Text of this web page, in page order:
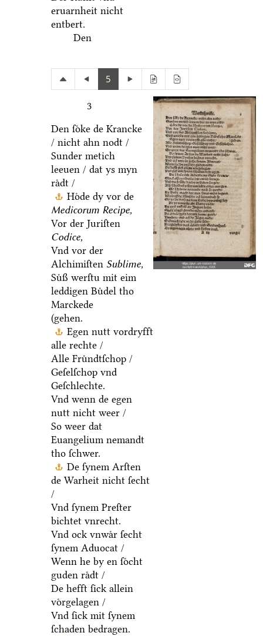
eruarnheit nicht
entbert.
Den
5
3
Den ſoͤke de Krancke
/ nicht ahn nodt /
Sunder metich
leeuen / dat ys myn
raͤdt /
Hoͤde dy vor de
Medicorum Recipe,
Vor der Juriſten
Codice,
Vnd vor der
Alchimiſten Sublime,
Suͤß werſtu mit eim
leddigen Buͤdel tho
Marckede
(gehen.
Egen nutt vordryfft
alle rechte /
Alle Fruͤndtſchop /
Geſelſchop vnd
Geſchlechte.
Vnd wenn de egen
nutt nicht weer /
So weer dat
Euangelium nemandt
tho ſchwer.
De ſynem Arſten
de Warheit nicht ſecht
/
Vnd ſynem Preſter
bichtet vnrecht.
Vnd ock vnwaͤr ſecht
ſynem Aduocat /
Wenn he by en ſoͤcht
guden raͤdt /
De hefft ſick allein
voͤrgelagen /
Vnd ſick mit ſynem
ſchaden bedragen.